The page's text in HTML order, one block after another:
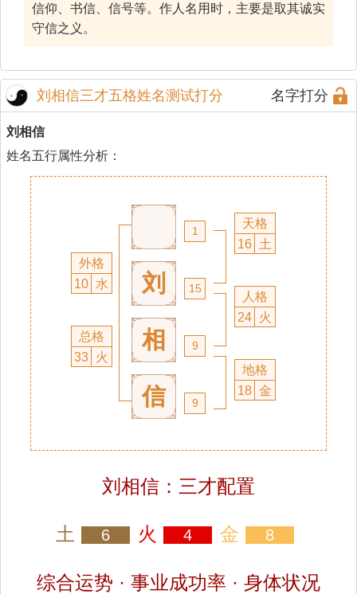
信仰、书信、信号等。作人名用时，主要是取其诚实
守信之义。
刘相信三才五格姓名测试打分 名字打分
刘相信
姓名五行属性分析：
外格
10 水
总格
33 火
刘
相
信
1
15
9
9
天格
16 土
人格
24 火
地格
18 金
刘相信：三才配置
土 6 火 4 金 8
综合运势 · 事业成功率 · 身体状况